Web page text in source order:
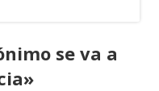
se va a